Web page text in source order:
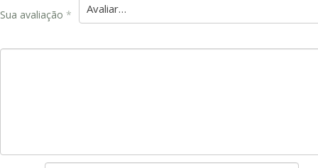
Sua avaliação *